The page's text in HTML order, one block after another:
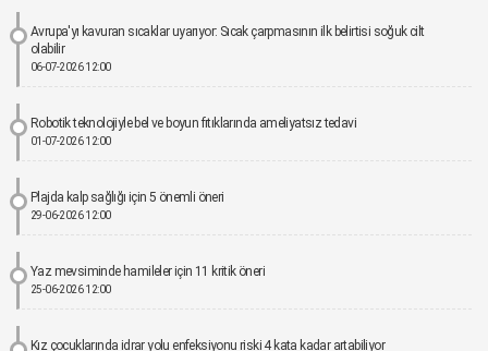
Avrupa'yı kavuran sıcaklar uyarıyor: Sıcak çarpmasının ilk belirtisi soğuk cilt
olabilir
06-07-2026 12:00
Robotik teknolojiyle bel ve boyun fıtıklarında ameliyatsız tedavi
01-07-2026 12:00
Plajda kalp sağlığı için 5 önemli öneri
29-06-2026 12:00
Yaz mevsiminde hamileler için 11 kritik öneri
25-06-2026 12:00
Kız çocuklarında idrar yolu enfeksiyonu riski 4 kata kadar artabiliyor